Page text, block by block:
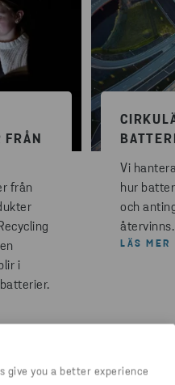
give you a better experience
FRÅN
från
i
Vi
hur
och
återvinns.
LÄS MER